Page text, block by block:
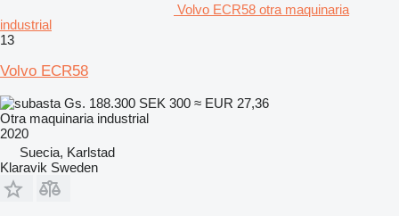
Volvo ECR58 otra maquinaria
industrial
13
Volvo ECR58
Gs. 188.300 SEK 300 ≈ EUR 27,36
Otra maquinaria industrial
2020
Suecia, Karlstad
Klaravik Sweden